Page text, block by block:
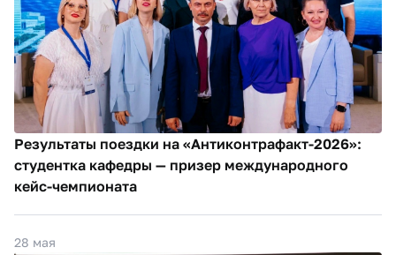
Результаты поездки на «Антиконтрафакт‑2026»:
студентка кафедры — призер международного
кейс-чемпионата
28 мая